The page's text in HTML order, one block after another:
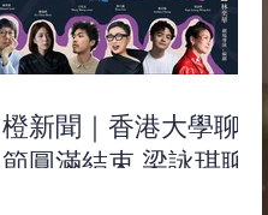
橙新聞｜香港大學聊天
節圓滿結束 梁詠琪聊